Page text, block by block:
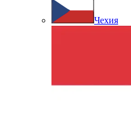
Чехия